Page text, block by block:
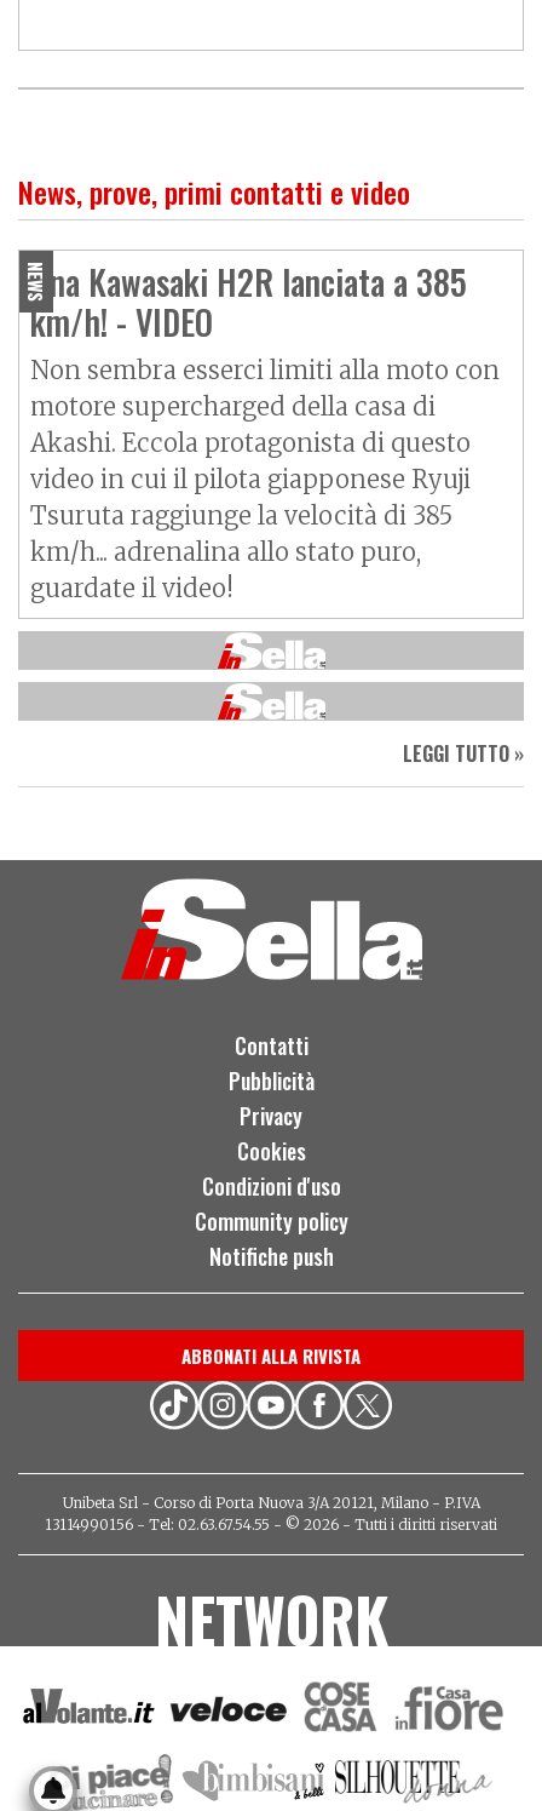
News, prove, primi contatti e video
NEWS
Una Kawasaki H2R lanciata a 385
km/h! - VIDEO
Non sembra esserci limiti alla moto con
motore supercharged della casa di
Akashi. Eccola protagonista di questo
video in cui il pilota giapponese Ryuji
Tsuruta raggiunge la velocità di 385
km/h... adrenalina allo stato puro,
guardate il video!
LEGGI TUTTO »
Contatti
Pubblicità
Privacy
Cookies
Condizioni d'uso
Community policy
Notifiche push
ABBONATI ALLA RIVISTA
Unibeta Srl - Corso di Porta Nuova 3/A 20121, Milano - P.IVA
13114990156 - Tel: 02.63.67.54.55 - © 2026 - Tutti i diritti riservati
NETWORK